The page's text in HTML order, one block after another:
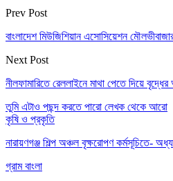
Prev Post
বাংলাদেশ মিউজিশিয়ান এসোসিয়েশন
Next Post
নীলফামারিতে রেললাইনে মাথা পেতে দিয়ে বৃদ্ধের
তুমি এটাও পছন্দ করতে পারো লেখক থেকে আরো
কৃষি ও প্রকৃতি
নারায়ণগঞ্জ শিল্প অঞ্চল বৃক্ষরোপণ কর্মসূচিতে-
গ্রাম বাংলা